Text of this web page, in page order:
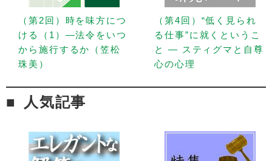
（第2回）時を味方につ
ける（1）—法令をいつ
から施行するか（笠松
珠美）
（第4回）“低く見られ
る仕事”に就くというこ
と — スティグマと自尊
心の心理
人気記事